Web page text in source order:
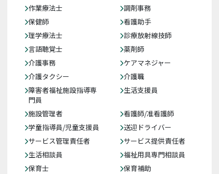
作業療法士
調剤事務
保健師
看護助手
理学療法士
診療放射線技師
言語聴覚士
薬剤師
介護事務
ケアマネジャー
介護タクシー
介護職
障害者福祉施設指導専
門員
生活支援員
施設管理者
看護師/准看護師
学童指導員/児童支援員
送迎ドライバー
サービス管理責任者
サービス提供責任者
生活相談員
福祉用具専門相談員
保育士
保育補助